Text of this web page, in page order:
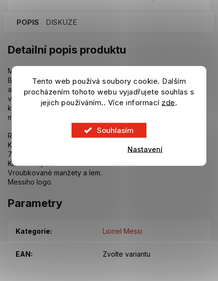
Tento web používá soubory cookie. Dalším
procházením tohoto webu vyjadřujete souhlas s
jejich používáním.. Více informací zde.
Souhlasím
Nastavení
POPIS DISKUZE
Detailní popis produktu
Měkká mikina s kapucí pro mladé fanoušky Lionela Messiho.
Buď jako nejlepší fotbalista planety. Tuto juniorskou mikinu
adidas s kapucí zdobí na hrudi Messiho kultovní logo. Je
vyrobená z měkkého flísu a má prostornou kapuci a klokaní
kapsu. Oblékni si ji přes svůj oblíbený týmový dres a ukaž, že
máš fotbalový vkus.
Rovný střih.
Kapuce s překrývajícími se cípy.
70 % bavlna / 30 % polyester.
Klokaní kapsa.
Vroubkované manžety a lem.
Messiho logo.
Parametry
Kategorie: Lionel Messi
EAN: Zvolte variantu